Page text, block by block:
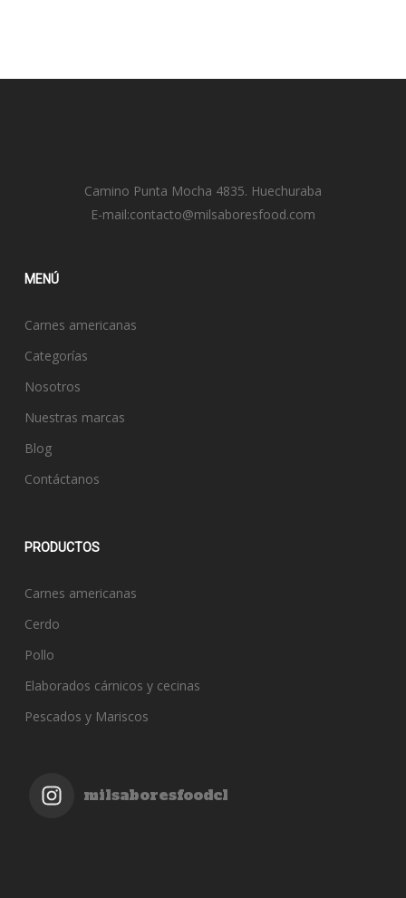
Camino Punta Mocha 4835. Huechuraba
E-mail:contacto@milsaboresfood.com
MENÚ
Carnes americanas
Categorías
Nosotros
Nuestras marcas
Blog
Contáctanos
PRODUCTOS
Carnes americanas
Cerdo
Pollo
Elaborados cárnicos y cecinas
Pescados y Mariscos
milsaboresfoodcl